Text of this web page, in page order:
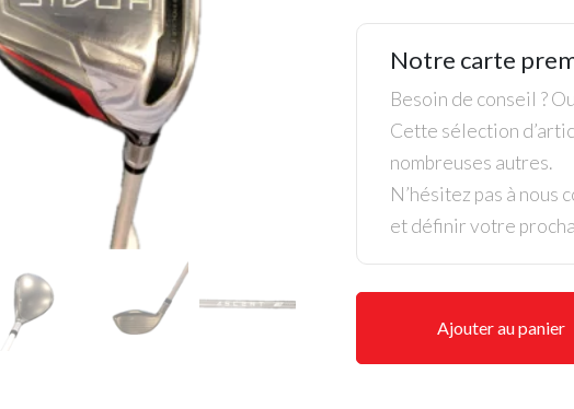
Notre carte
Besoin de conseil ?
Cette sélection
nombreuses autres.
N’hésitez pas à
et définir votre
Ajouter au panier